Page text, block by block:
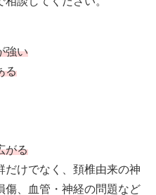
強い
る
がる
だけでなく、頚椎由来の神
傷、血管・神経の問題など